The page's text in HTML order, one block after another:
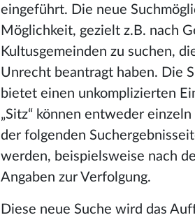
eingeführt. Die neue
Möglichkeit, gezielt z.B. nach
Kultusgemeinden zu suchen,
Unrecht beantragt haben. Die
bietet einen unkomplizierten
„Sitz“ können entweder
der folgenden
werden, beispielsweise nach
Angaben zur Verfolgung.
Diese neue Suche wird das